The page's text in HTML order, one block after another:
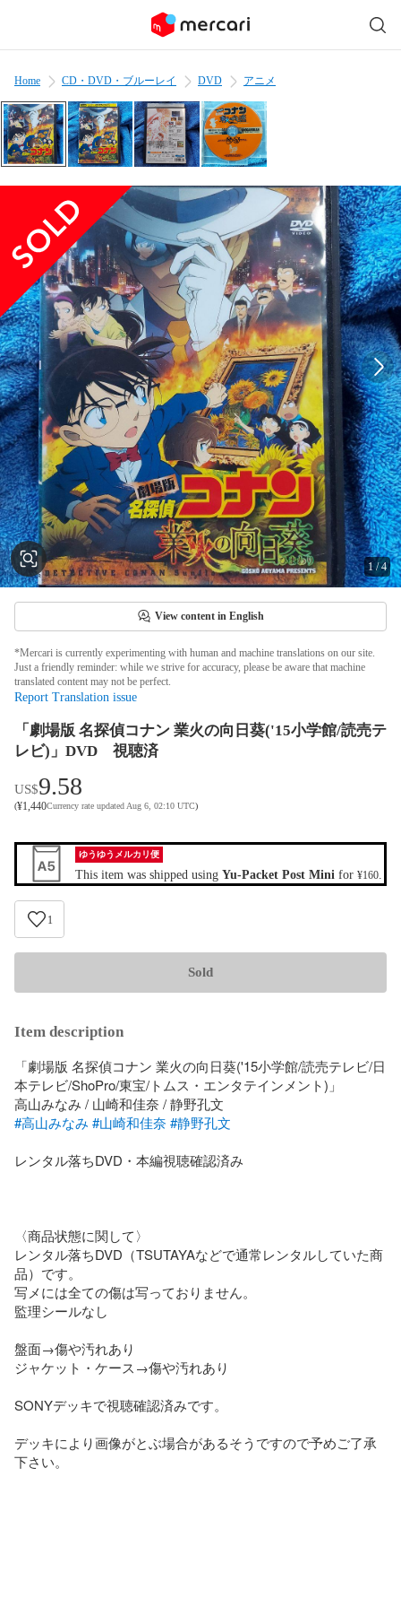
Home CD・DVD・ブルーレイ DVD アニメ
1 /4
View content in English
*Mercari is currently experimenting with human and machine translations on our site.
Just a friendly reminder: while we strive for accuracy, please be aware that machine
translated content may not be perfect.
Report Translation issue
「劇場版 名探偵コナン 業火の向日葵('15小学館/読売テ
レビ)」DVD 視聴済
US$9.58
(¥1,440Currency rate updated Aug 6, 02:10 UTC)
ゆうゆうメルカリ便
This item was shipped using Yu-Packet Post Mini for ¥160
1
Sold
Item description
「劇場版 名探偵コナン 業火の向日葵('15小学館/読売テレビ/日
本テレビ/ShoPro/東宝/トムス・エンタテインメント)」
#高山みなみ #山崎和佳奈 #静野孔文
レンタル落ちDVD・本編視聴確認済み
〈商品状態に関して〉
レンタル落ちDVD（TSUTAYAなどで通常レンタルしていた商
品）です。
写メには全ての傷は写っておりません。
監理シールなし
盤面→傷や汚れあり
ジャケット・ケース→傷や汚れあり
SONYデッキで視聴確認済みです。
デッキにより画像がとぶ場合があるそうですので予めご了承
下さい。